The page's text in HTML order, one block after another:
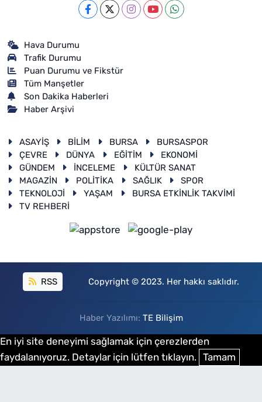
Hava Durumu
Trafik Durumu
Puan Durumu ve Fikstür
Tüm Manşetler
Son Dakika Haberleri
Haber Arşivi
ASAYİŞ BİLİM BURSA
BURSASPOR
ÇEVRE
DÜNYA EĞİTİM
EKONOMİ
GÜNDEM
İNCELEME
KÜLTÜR SANAT
MAGAZİN
POLİTİKA SAĞLIK
SPOR
TEKNOLOJİ
YAŞAM
BURSA ETKİNLİK TAKVİMİ
TV REHBERİ
RSS Copyright © 2023. Her hakkı saklıdır.
Haber Yazılımı: TE Bilişim
En iyi site deneyimi sağlamak için çerezlerden
faydalanıyoruz. Detaylar için lütfen tıklayın. Tamam